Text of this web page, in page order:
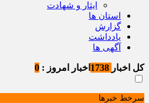
ایثار و شهادت
استان ها
گزارش
یادداشت
آگهی ها
کل اخبار اخبار امروز : 0
سرخط خبرها